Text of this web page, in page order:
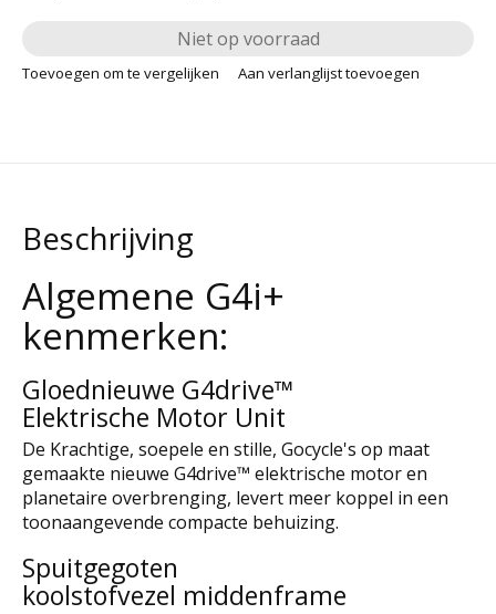
Niet op voorraad
Toevoegen om te vergelijken Aan verlanglijst toevoegen
Beschrijving
Algemene G4i+
kenmerken:
Gloednieuwe G4drive™
Elektrische Motor Unit
De Krachtige, soepele en stille, Gocycle's op maat
gemaakte nieuwe G4drive™ elektrische motor en
planetaire overbrenging, levert meer koppel in een
toonaangevende compacte behuizing.
Spuitgegoten
koolstofvezel middenframe